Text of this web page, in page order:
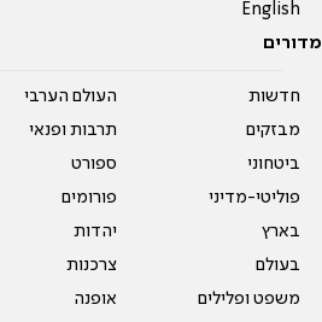
English
מדורים
חדשות
מבזקים
ביטחוני
פוליטי-מדיני
בארץ
בעולם
משפט ופלילים
העולם הערבי
תרבות ופנאי
ספורט
פורומים
יהדות
צרכנות
אופנה